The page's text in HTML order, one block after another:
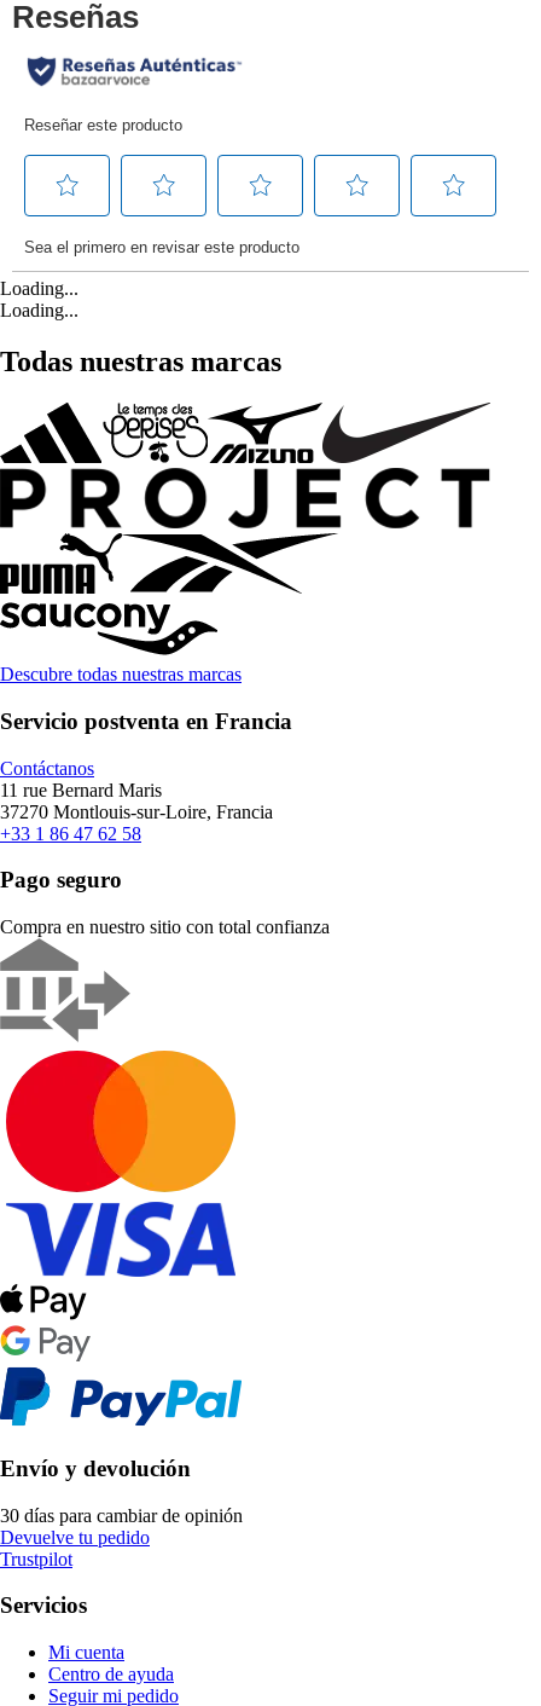
Loading...
Loading...
Todas nuestras marcas
Descubre todas nuestras marcas
Servicio postventa en Francia
Contáctanos
11 rue Bernard Maris
37270 Montlouis-sur-Loire, Francia
+33 1 86 47 62 58
Pago seguro
Compra en nuestro sitio con total confianza
Envío y devolución
30 días para cambiar de opinión
Devuelve tu pedido
Trustpilot
Servicios
Mi cuenta
Centro de ayuda
Seguir mi pedido